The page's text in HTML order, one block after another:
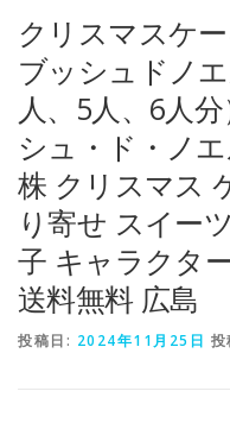
クリスマスケ
ブッシュドノ
人、5人、6人
シュ・ド・ノ
株 クリスマス
り寄せ スイー
子 キャラクタ
送料無料 広島
投稿日: 2024年11月25日 投